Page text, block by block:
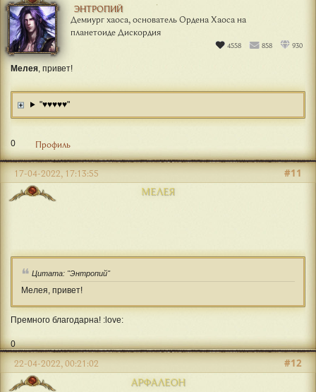
ЭНТРОПИЙ
Демиург хаоса, основатель Ордена Хаоса на
планетоиде Дискордия
4558 858 930
Мелея, привет!
"♥♥♥♥♥"
0 Профиль
МЕЛЕЯ
#11
17-04-2022, 17:13:55
Цитата: "Энтропий"
Мелея, привет!
Премного благодарна! :love:
0
АРФАЛЕОН
#12
22-04-2022, 00:21:02